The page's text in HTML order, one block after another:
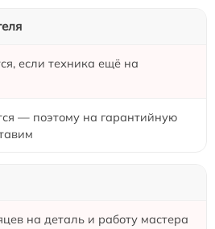
если техника ещё на
— поэтому на гарантийную
на деталь и работу мастера